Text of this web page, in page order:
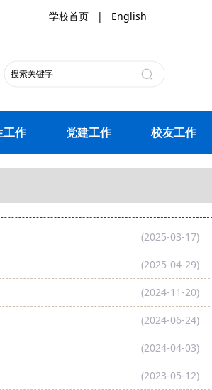
学校首页 | English
工作 党建工作 校友工作
(2025-03-17)
(2025-04-29)
(2024-11-20)
(2024-06-24)
(2024-04-03)
(2023-05-12)